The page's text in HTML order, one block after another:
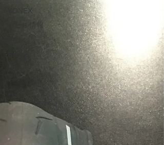
YONEX
セール情報